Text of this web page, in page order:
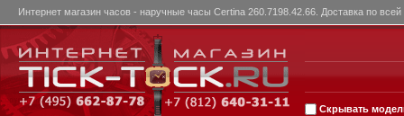
Интернет магазин часов - наручные часы Certina 260.7198.42.66. Доставка по
Скрывать